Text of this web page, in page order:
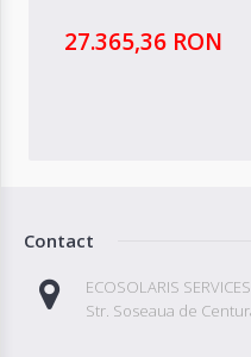
27.365,36 RON
Contact
ECOSOLARIS SERVICES
Str. Soseaua de